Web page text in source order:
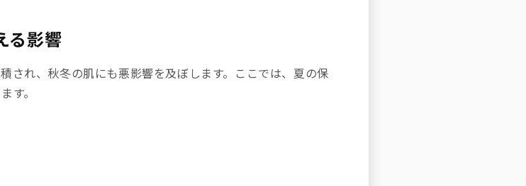
る影響
され、秋冬の肌にも悪影響を及ぼします。ここでは、夏の保
す。